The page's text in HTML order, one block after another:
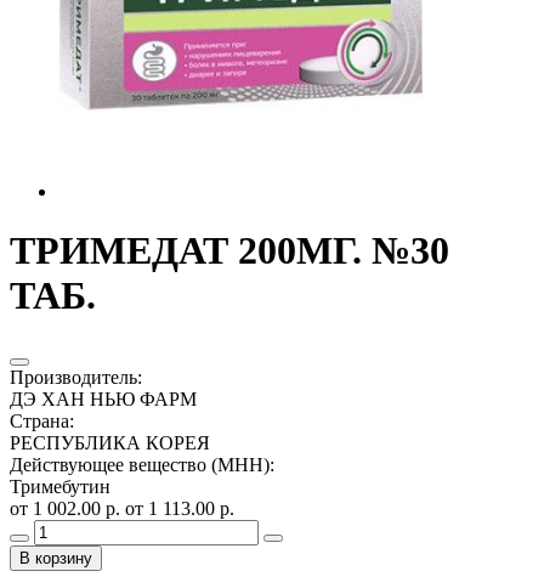
ТРИМЕДАТ 200МГ. №30
ТАБ.
Производитель:
ДЭ ХАН НЬЮ ФАРМ
Страна:
РЕСПУБЛИКА КОРЕЯ
Действующее вещество (МНН):
Тримебутин
от 1 002.00 р. от 1 113.00 р.
В корзину